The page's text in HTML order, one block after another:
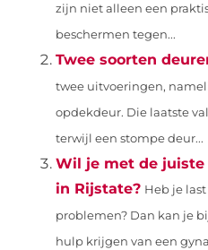
zijn niet alleen een
beschermen tegen...
Twee soorten
twee uitvoeringen,
opdekdeur. Die laatste
terwijl een stompe deur...
Wil je met de
in Rijstate? Heb je
problemen? Dan kan je
hulp krijgen van een